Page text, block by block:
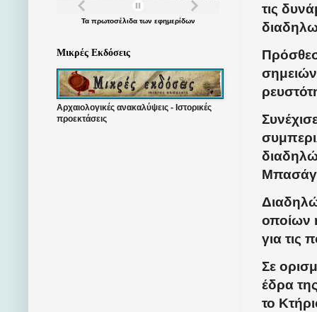
τις
οποίων
για τις
Σε
έδρα
το
Τα πρωτοσέλιδατων εφημερίδων
Μικρές Εκδόσεις
Αρχαιολογικές ανακαλύψεις - Ιστορικές
προεκτάσεις